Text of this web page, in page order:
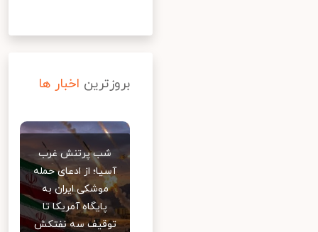
بروزترین اخبار ها
شب پرتنش غرب
آسیا؛ از ادعای حمله
موشکی ایران به
پایگاه آمریکا تا
توقیف سه نفتکش